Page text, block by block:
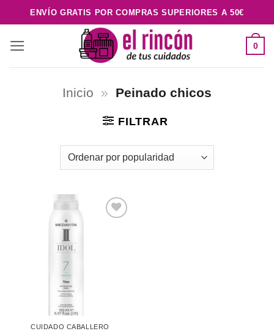
al
contenido
ENVÍO GRATIS POR COMPRAS SUPERIORES A 50€
0
Inicio » Peinado chicos
FILTRAR
CUIDADO CABALLERO